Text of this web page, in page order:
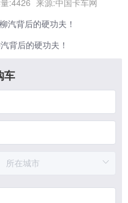
:4426 来源:中国卡车网
汽背后的硬功夫！
车